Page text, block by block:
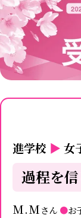
進学校 ▶女
過程を
M.M さん ●お